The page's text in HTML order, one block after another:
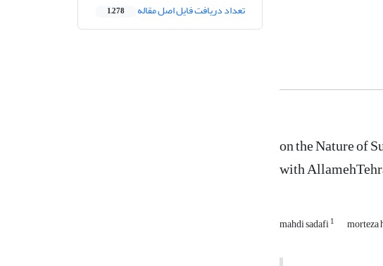
on the Nature of
with
mahdi sadafi1 morteza
تعداد دریافت فایل اصل مقاله 1,278